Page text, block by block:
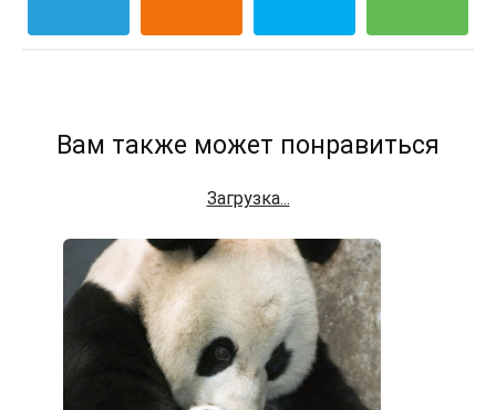
Вам также может понравиться
Загрузка...